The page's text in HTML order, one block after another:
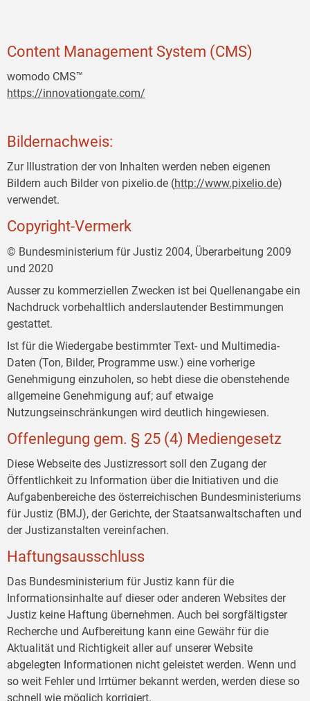
Content Management System (CMS)
womodo CMS™
https://innovationgate.com/
Bildernachweis:
Zur Illustration der von Inhalten werden neben eigenen
Bildern auch Bilder von pixelio.de (http://www.pixelio.de)
verwendet.
Copyright-Vermerk
© Bundesministerium für Justiz 2004, Überarbeitung 2009
und 2020
Ausser zu kommerziellen Zwecken ist bei Quellenangabe ein
Nachdruck vorbehaltlich anderslautender Bestimmungen
gestattet.
Ist für die Wiedergabe bestimmter Text- und Multimedia-
Daten (Ton, Bilder, Programme usw.) eine vorherige
Genehmigung einzuholen, so hebt diese die obenstehende
allgemeine Genehmigung auf; auf etwaige
Nutzungseinschränkungen wird deutlich hingewiesen.
Offenlegung gem. § 25 (4) Mediengesetz
Diese Webseite des Justizressort soll den Zugang der
Öffentlichkeit zu Information über die Initiativen und die
Aufgabenbereiche des österreichischen Bundesministeriums
für Justiz (BMJ), der Gerichte, der Staatsanwaltschaften und
der Justizanstalten vereinfachen.
Haftungsausschluss
Das Bundesministerium für Justiz kann für die
Informationsinhalte auf dieser oder anderen Websites der
Justiz keine Haftung übernehmen. Auch bei sorgfältigster
Recherche und Aufbereitung kann eine Gewähr für die
Aktualität und Richtigkeit aller auf unserer Website
abgelegten Informationen nicht geleistet werden. Wenn und
so weit Fehler und Irrtümer bekannt werden, werden diese so
schnell wie möglich korrigiert.